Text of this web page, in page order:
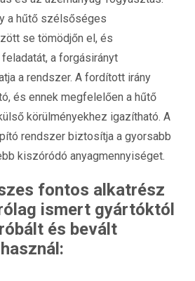
a hűtő szélsőséges
se tömödjőn el, és
a forgásirányt
a rendszer. A fordított irány
és ennek megfelelően a hűtő
körülményekhez igazítható. A
rendszer biztosítja a gyorsabb
kiszóródó anyagmennyiséget.
fontos alkatrész
ismert gyártóktól
és bevált